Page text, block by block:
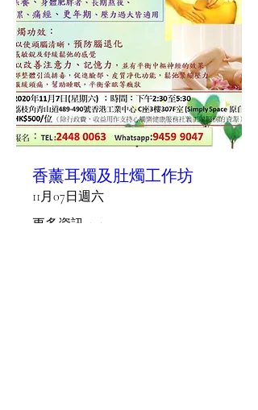
香薰耳燭及肚燭工作坊
11月07日週六
更多資訊